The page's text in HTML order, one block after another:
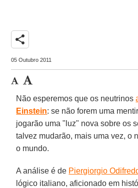
share
05 Outubro 2011
Não esperemos que os neutrinos
Einstein: se não forem uma
jogarão uma "luz" nova sobre os
talvez mudarão, mais uma vez, o
o mundo.
A análise é de Piergiorgio
lógico italiano, aficionado em